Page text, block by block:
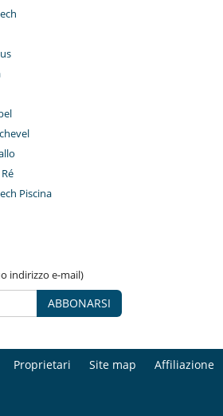
Piscina
indirizzo e-mail)
ABBONARSI
Proprietari Site map Affiliazione